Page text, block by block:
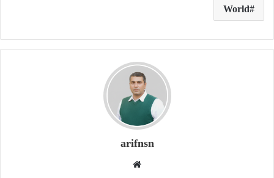
World
arifnsn